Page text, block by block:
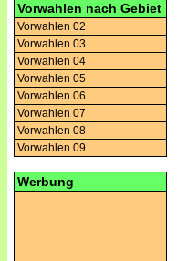
Vorwahlen nach Gebiet
Vorwahlen 02
Vorwahlen 03
Vorwahlen 04
Vorwahlen 05
Vorwahlen 06
Vorwahlen 07
Vorwahlen 08
Vorwahlen 09
Werbung